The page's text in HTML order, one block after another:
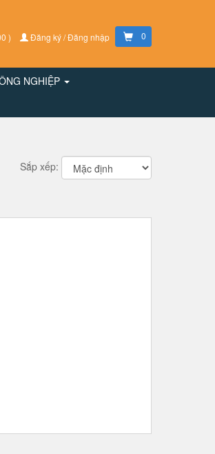
) Đăng ký / Đăng nhập 0
NGHIỆP
Sắp xếp: